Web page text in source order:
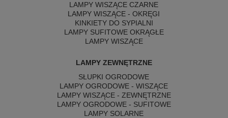
LAMPY WISZĄCE CZARNE
LAMPY WISZĄCE - OKRĘGI
KINKIETY DO SYPIALNI
LAMPY SUFITOWE OKRĄGŁE
LAMPY WISZĄCE
LAMPY ZEWNĘTRZNE
SŁUPKI OGRODOWE
LAMPY OGRODOWE - WISZĄCE
LAMPY WISZĄCE - ZEWNĘTRZNE
LAMPY OGRODOWE - SUFITOWE
LAMPY SOLARNE